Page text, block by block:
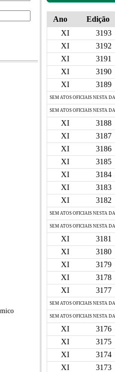
Ano
Edição
XI
3193
XI
3192
XI
3191
XI
3190
XI
3189
SEM ATOS OFICIAIS NESTA
SEM ATOS OFICIAIS NESTA
XI
3188
XI
3187
XI
3186
XI
3185
XI
3184
XI
3183
XI
3182
SEM ATOS OFICIAIS NESTA
SEM ATOS OFICIAIS NESTA
XI
3181
XI
3180
XI
3179
XI
3178
XI
3177
SEM ATOS OFICIAIS NESTA
SEM ATOS OFICIAIS NESTA
XI
3176
XI
3175
XI
3174
XI
3173